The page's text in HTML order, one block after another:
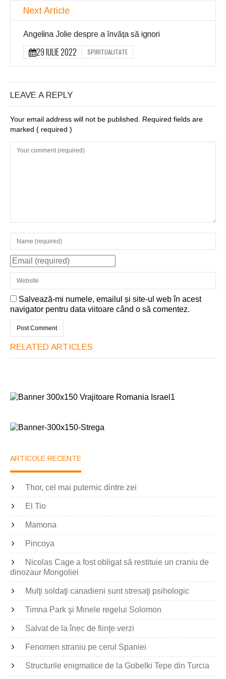
Next Article
Angelina Jolie despre a învăța să ignori
29 IULIE 2022 SPIRITUALITATE
LEAVE A REPLY
Your email address will not be published. Required fields are
marked ( required )
Salvează-mi numele, emailul și site-ul web în acest
navigator pentru data viitoare când o să comentez.
RELATED ARTICLES
ARTICOLE RECENTE
Thor, cel mai puternic dintre zei
El Tio
Mamona
Pincoya
Nicolas Cage a fost obligat să restituie un craniu de
dinozaur Mongoliei
Mulţi soldaţi canadieni sunt stresaţi psihologic
Timna Park şi Minele regelui Solomon
Salvat de la înec de fiinţe verzi
Fenomen straniu pe cerul Spaniei
Structurile enigmatice de la Gobelki Tepe din Turcia